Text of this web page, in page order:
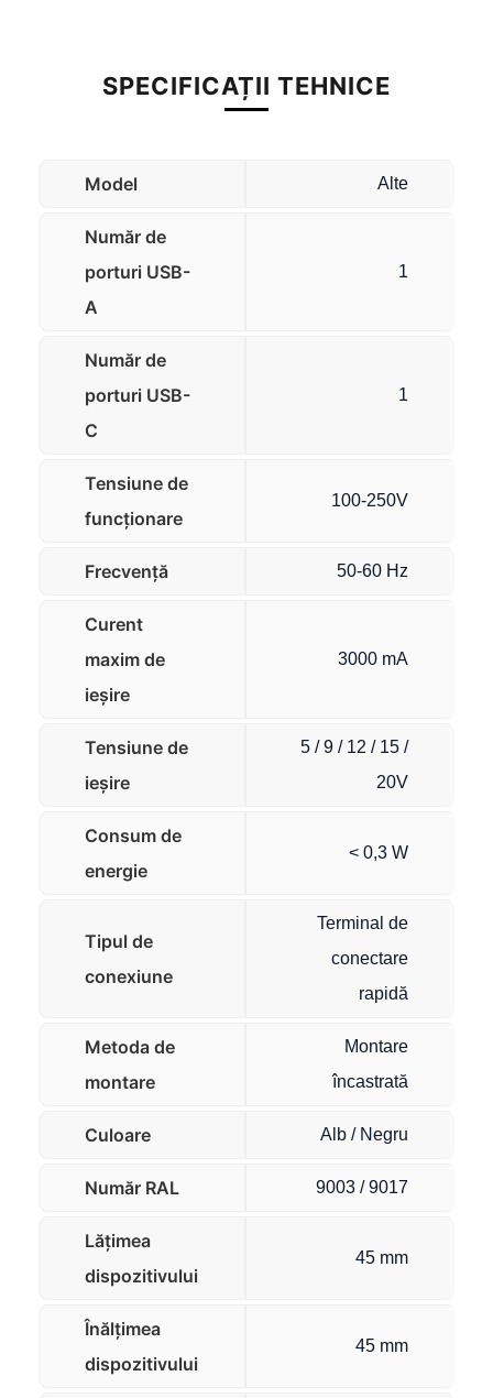
SPECIFICAȚII TEHNICE
Model Alte
Număr de
porturi USB-
A
1
Număr de
porturi USB-
C
1
Tensiune de
funcționare
100-250V
Frecvenţă 50-60 Hz
Curent
maxim de
ieșire
3000 mA
Tensiune de
ieșire
5 / 9 / 12 / 15 /
20V
Consum de
energie
< 0,3 W
Tipul de
conexiune
Terminal de
conectare
rapidă
Metoda de
montare
Montare
încastrată
Culoare Alb / Negru
Număr RAL 9003 / 9017
Lățimea
dispozitivului
45 mm
Înălțimea
dispozitivului
45 mm